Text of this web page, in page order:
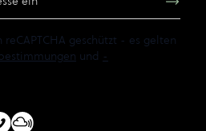
geschützt - es gelten
und -